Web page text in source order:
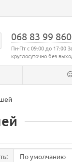
068 83 99 860
Пн-Пт с 09:00 до 17:00
круглосуточно без